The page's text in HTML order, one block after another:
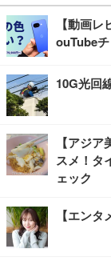
【動画
ouTube
10G光回
【アジ
スメ！タ
ェック
【エン